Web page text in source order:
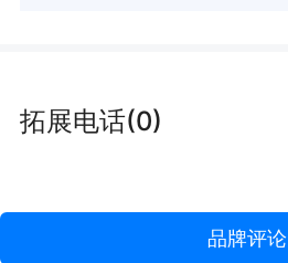
拓展电话(0)
品牌评论